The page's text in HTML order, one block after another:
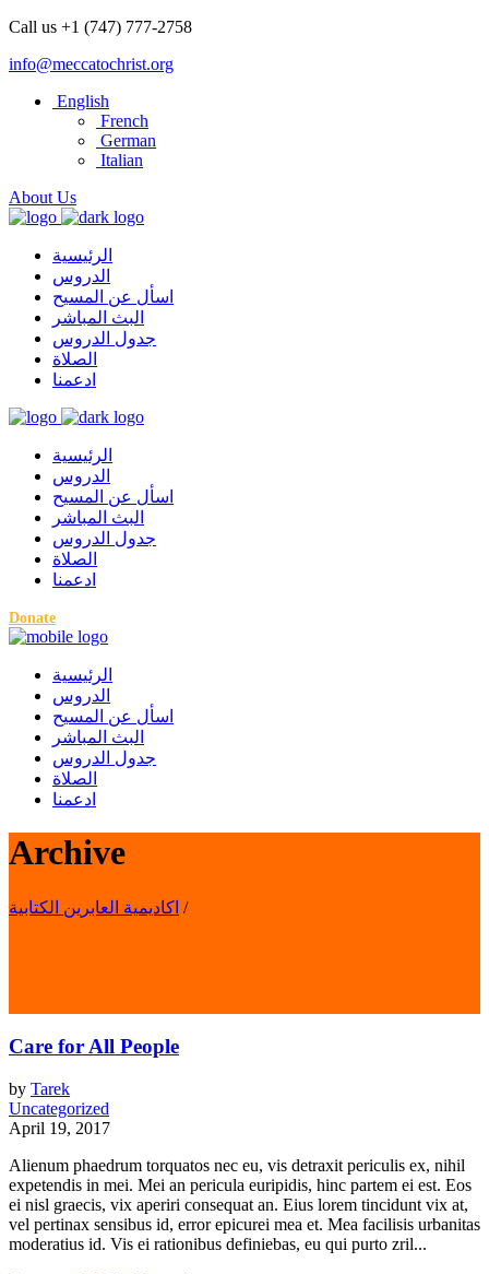
Call us +1 (747) 777-2758
info@meccatochrist.org
English
French
German
Italian
About Us
الرئيسية
الدروس
اسأل عن المسيح
البث المباشر
جدول الدروس
الصلاة
ادعمنا
الرئيسية
الدروس
اسأل عن المسيح
البث المباشر
جدول الدروس
الصلاة
ادعمنا
Donate
الرئيسية
الدروس
اسأل عن المسيح
البث المباشر
جدول الدروس
الصلاة
ادعمنا
Archive
اكاديمية العابرين الكتابية /
Care for All People
by Tarek
Uncategorized
April 19, 2017
Alienum phaedrum torquatos nec eu, vis detraxit periculis ex, nihil
expetendis in mei. Mei an pericula euripidis, hinc partem ei est. Eos
ei nisl graecis, vix aperiri consequat an. Eius lorem tincidunt vix at,
vel pertinax sensibus id, error epicurei mea et. Mea facilisis urbanitas
moderatius id. Vis ei rationibus definiebas, eu qui purto zril...